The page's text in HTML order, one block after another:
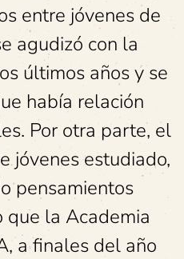
entre jóvenes de
agudizó con la
últimos años y se
había relación
Por otra parte, el
jóvenes estudiado,
pensamientos
que la Academia
a finales del año